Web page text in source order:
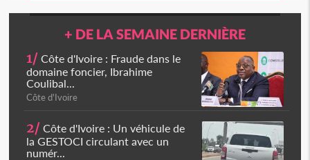
+ DE LA SEMAINE DERNIÈRE
1/ Côte d'Ivoire : Fraude dans le
domaine foncier, Ibrahime
Coulibal...
Côte d'Ivoire
2/ Côte d'Ivoire : Un véhicule de
la GESTOCI circulant avec un
numér...